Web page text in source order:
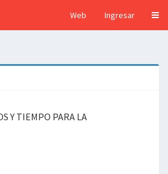
Web Ingresar
Y TIEMPO PARA LA